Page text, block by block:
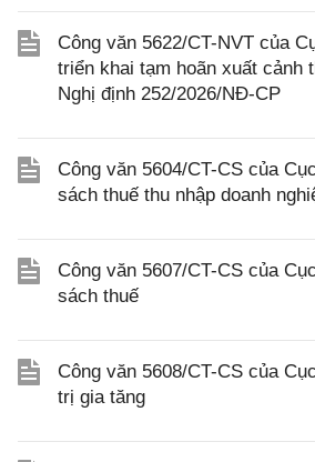
Công văn 5622/CT-NVT của
triển khai tạm hoãn xuất cảnh
Nghị định 252/2026/NĐ-CP
Công văn 5604/CT-CS của
sách thuế thu nhập doanh
Công văn 5607/CT-CS của
sách thuế
Công văn 5608/CT-CS của
trị gia tăng